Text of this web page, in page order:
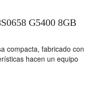
G5400 8GB
compacta, fabricado con
hacen un equipo